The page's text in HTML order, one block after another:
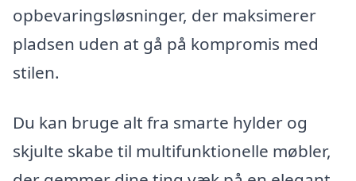
opbevaringsløsninger, der maksimerer
pladsen uden at gå på kompromis med
stilen.
Du kan bruge alt fra smarte hylder og
skjulte skabe til multifunktionelle møbler,